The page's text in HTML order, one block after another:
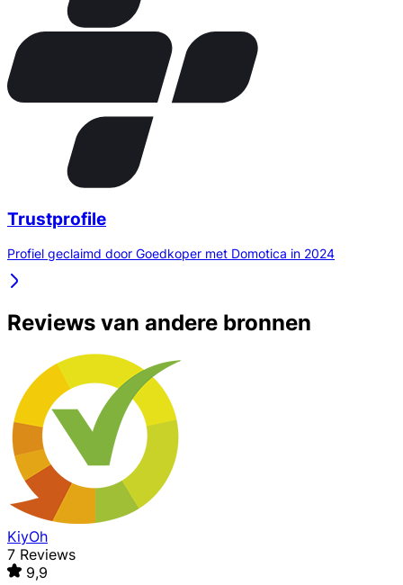
Trustprofile
Profiel geclaimd door Goedkoper met Domotica in 2024
Reviews van andere bronnen
KiyOh
7 Reviews
9,9